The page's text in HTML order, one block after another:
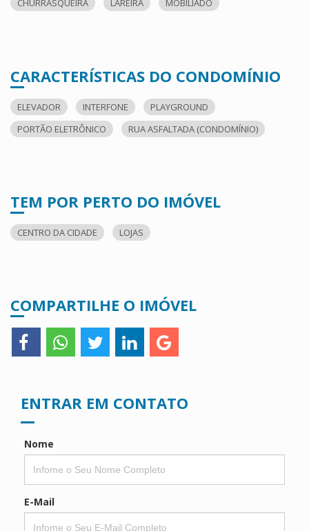
CHURRASQUEIRA
LAREIRA MOBILIADO
CARACTERÍSTICAS DO CONDOMÍNIO
ELEVADOR INTERFONE
PLAYGROUND
PORTÃO ELETRÔNICO
RUA ASFALTADA (CONDOMÍNIO)
TEM POR PERTO DO IMÓVEL
CENTRO DA CIDADE LOJAS
COMPARTILHE O IMÓVEL
ENTRAR EM CONTATO
Nome
E-Mail